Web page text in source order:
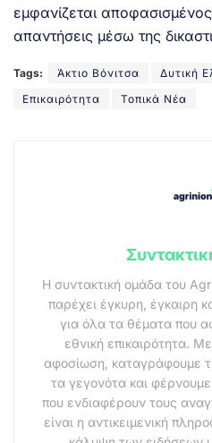
εμφανίζεται
απαντήσεις μέσω της
Tags: Άκτιο Βόνιτσα Δυτική
Επικαιρότητα
Τοπικά Νέα
Η συντακτική ομάδα του
παρέχει έγκυρη, έγκαιρη
για όλα τα θέματα που
εθνική επικαιρότητα.
αφοσίωση, καταγράφουμε
τα γεγονότα και
που ενδιαφέρουν τους
είναι η αντικειμενική